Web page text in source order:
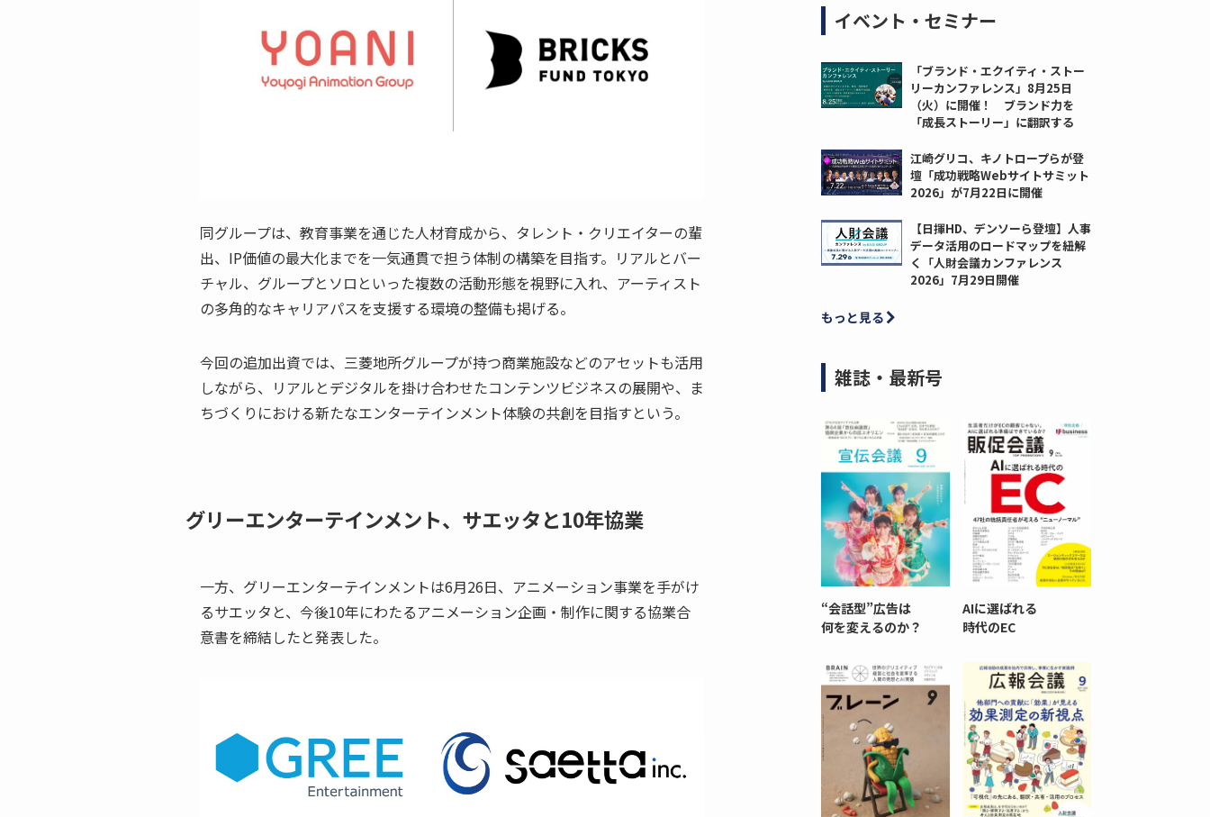
同グループは、教育事業を通じた人材育成から、タレント・クリエイターの輩
出、IP価値の最大化までを一気通貫で担う体制の構築を目指す。リアルとバー
チャル、グループとソロといった複数の活動形態を視野に入れ、アーティスト
の多角的なキャリアパスを支援する環境の整備も掲げる。
今回の追加出資では、三菱地所グループが持つ商業施設などのアセットも活用
しながら、リアルとデジタルを掛け合わせたコンテンツビジネスの展開や、ま
ちづくりにおける新たなエンターテインメント体験の共創を目指すという。
グリーエンターテインメント、サエッタと10年協業
一方、グリーエンターテインメントは6月26日、アニメーション事業を手がけ
るサエッタと、今後10年にわたるアニメーション企画・制作に関する協業合
意書を締結したと発表した。
イベント・セミナー
「ブランド・エクイティ・ストー
リーカンファレンス」8月25日
（火）に開催！ ブランド力を
「成長ストーリー」に翻訳する
江崎グリコ、キノトロープらが登
壇「成功戦略Webサイトサミット
2026」が7月22日に開催
【日揮HD、デンソーら登壇】人事
データ活用のロードマップを紐解
く「人財会議カンファレンス
2026」7月29日開催
もっと見る
雑誌・最新号
“会話型”広告は
何を変えるのか？
AIに選ばれる
時代のEC